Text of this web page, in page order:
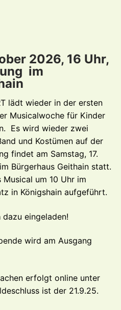
2026, 16 Uhr,
im
lädt wieder in der ersten
Musicalwoche für Kinder
Es wird wieder zwei
und Kostümen auf der
findet am Samstag, 17.
Bürgerhaus Geithain statt.
um 10 Uhr im
in Königshain aufgeführt.
eingeladen!
wird am Ausgang
erfolgt online unter
ist der 21.9.25.